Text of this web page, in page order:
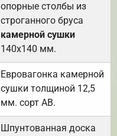
опорные столбы из
строганного бруса
камерной сушки
140х140 мм.
Евровагонка камерной
сушки толщиной 12,5
мм. сорт АВ.
Шпунтованная доска